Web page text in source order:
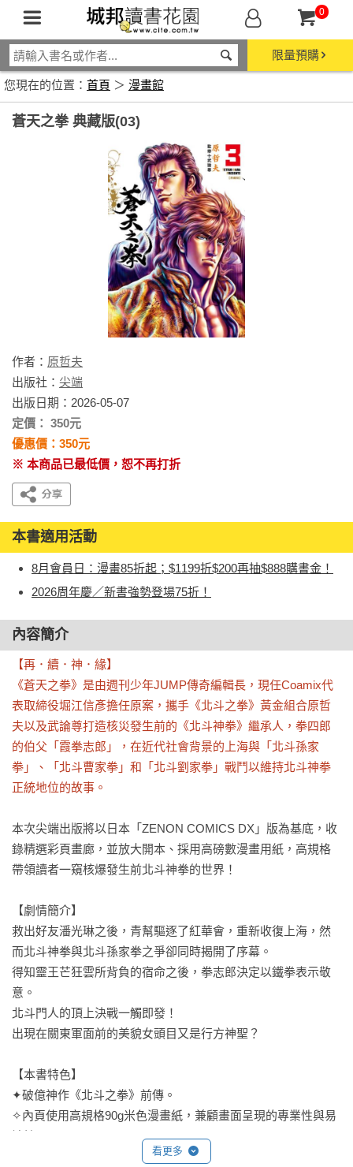
0
限量預購
您現在的位置： 首頁 ＞ 漫畫館
蒼天之拳 典藏版(03)
作者： 原哲夫
出版社： 尖端
出版日期：2026-05-07
定價： 350元
優惠價：350元
※ 本商品已最低價，恕不再打折
本書適用活動
8月會員日：漫畫85折起；$1199折$200再抽$888購書金！
2026周年慶／新書強勢登場75折！
內容簡介
【再．續．神．緣】
《蒼天之拳》是由週刊少年JUMP傳奇編輯長，現任Coamix代
表取締役堀江信彥擔任原案，攜手《北斗之拳》黃金組合原哲
夫以及武論尊打造核災發生前的《北斗神拳》繼承人，拳四郎
的伯父「霞拳志郎」，在近代社會背景的上海與「北斗孫家
拳」、「北斗曹家拳」和「北斗劉家拳」戰鬥以維持北斗神拳
正統地位的故事。
本次尖端出版將以日本「ZENON COMICS DX」版為基底，收
錄精選彩頁畫廊，並放大開本、採用高磅數漫畫用紙，高規格
帶領讀者一窺核爆發生前北斗神拳的世界！
【劇情簡介】
救出好友潘光琳之後，青幫驅逐了紅華會，重新收復上海，然
而北斗神拳與北斗孫家拳之爭卻同時揭開了序幕。
得知靈王芒狂雲所背負的宿命之後，拳志郎決定以鐵拳表示敬
意。
北斗門人的頂上決戰一觸即發！
出現在關東軍面前的美貌女頭目又是行方神聖？
【本書特色】
✦破億神作《北斗之拳》前傳。
✧內頁使用高規格90g米色漫畫紙，兼顧畫面呈現的專業性與易
✦放大開本至25K，提升閱讀舒適度。
看更多